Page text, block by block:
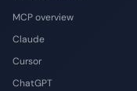
MCP overview
Claude
Cursor
ChatGPT